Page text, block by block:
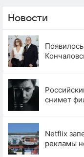
Новости
снимет
Netflix
рекламы